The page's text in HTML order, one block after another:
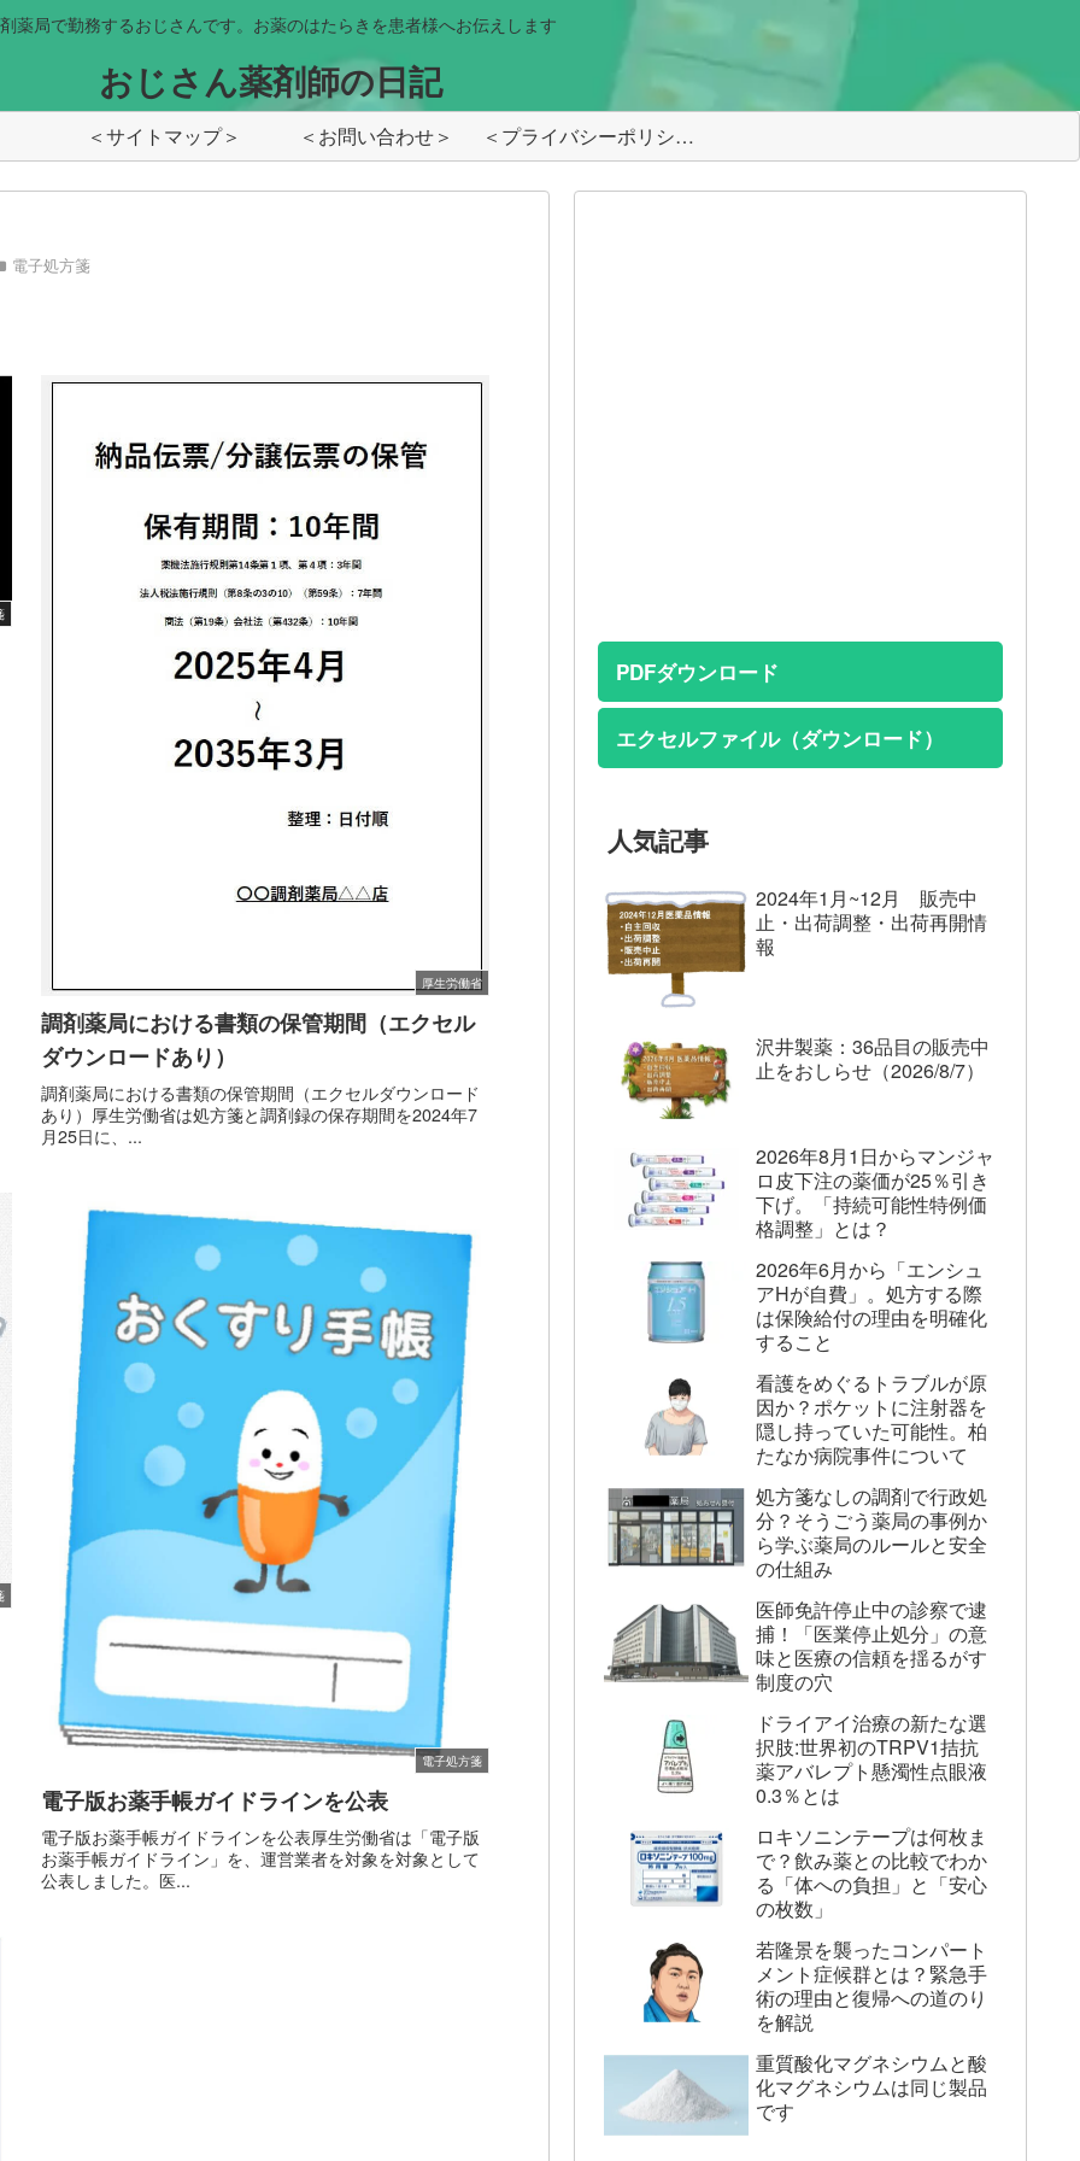
薬局で勤務するおじさんです。お薬のはたらきを患者様へお伝えします
おじさん薬剤師の日記
＜サイトマップ＞ ＜お問い合わせ＞ ＜プライバシーポリシー＞
電子処方箋
厚生労働省
調剤薬局における書類の保管期間（エクセル
ダウンロードあり）
調剤薬局における書類の保管期間（エクセルダウンロード
あり）厚生労働省は処方箋と調剤録の保存期間を2024年7
月25日に、...
電子処方箋
電子版お薬手帳ガイドラインを公表
電子版お薬手帳ガイドラインを公表厚生労働省は「電子版
お薬手帳ガイドライン」を、運営業者を対象を対象として
公表しました。医...
PDFダウンロード
エクセルファイル（ダウンロード）
人気記事
2024年1月~12月 販売中
止・出荷調整・出荷再開情
報
沢井製薬：36品目の販売中
止をおしらせ（2026/8/7）
2026年8月1日からマンジャ
ロ皮下注の薬価が25％引き
下げ。「持続可能性特例価
格調整」とは？
2026年6月から「エンシュ
アHが自費」。処方する際
は保険給付の理由を明確化
すること
看護をめぐるトラブルが原
因か？ポケットに注射器を
隠し持っていた可能性。柏
たなか病院事件について
処方箋なしの調剤で行政処
分？そうごう薬局の事例か
ら学ぶ薬局のルールと安全
の仕組み
医師免許停止中の診察で逮
捕！「医業停止処分」の意
味と医療の信頼を揺るがす
制度の穴
ドライアイ治療の新たな選
択肢:世界初のTRPV1拮抗
薬アバレプト懸濁性点眼液
0.3％とは
ロキソニンテープは何枚ま
で？飲み薬との比較でわか
る「体への負担」と「安心
の枚数」
若隆景を襲ったコンパート
メント症候群とは？緊急手
術の理由と復帰への道のり
を解説
重質酸化マグネシウムと酸
化マグネシウムは同じ製品
です